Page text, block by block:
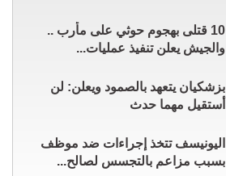
10 قتلى بهجوم حوثي على مأرب ..
والجيش يعلن تنفيذ عمليات...
بزشكيان يتعهد بالصمود ويعلن: لن
أستقيل مهما حدث
اليونيسف تتخذ إجراءات ضد موظف
بسبب مزاعم بالتجسس لصالح...